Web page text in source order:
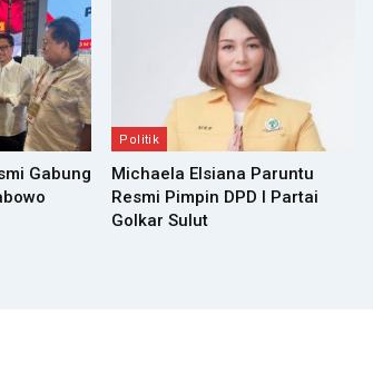
Gabung
Politik
Michaela Elsiana Paruntu
Resmi Pimpin DPD I Partai
Golkar Sulut